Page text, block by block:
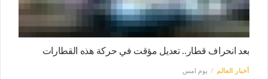
بعد انحراف قطار.. تعديل مؤقت في حركة هذه القطارات
أخبار العالم يوم امس